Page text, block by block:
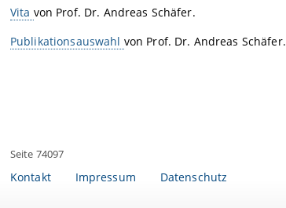
Vita von Prof. Dr. Andreas Schäfer.
Publikationsauswahl von Prof. Dr. Andreas Schäfer.
Seite 74097
Kontakt Impressum Datenschutz